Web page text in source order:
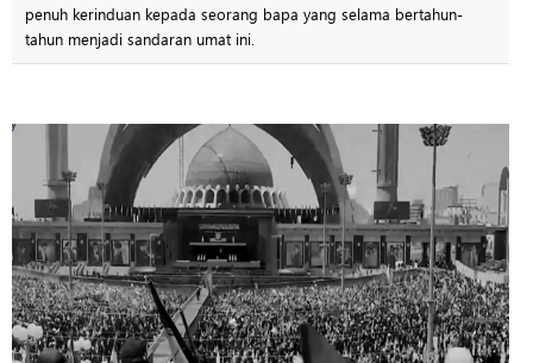
penuh kerinduan kepada seorang bapa yang selama bertahun-
tahun menjadi sandaran umat ini.